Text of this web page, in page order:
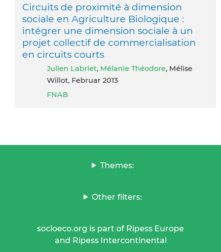
Circuits de proximité à dimension
sociale en Agriculture Biologique :
intégrer une dimension sociale à un
projet collectif de commercialisation
en circuits courts
Julien Labriet, Mélanie Théodore, Mélise
Willot, Februar 2013
FNAB
Themes:
Other filters:
socioeco.org is part of Ripess Europe
and Ripess Intercontinental